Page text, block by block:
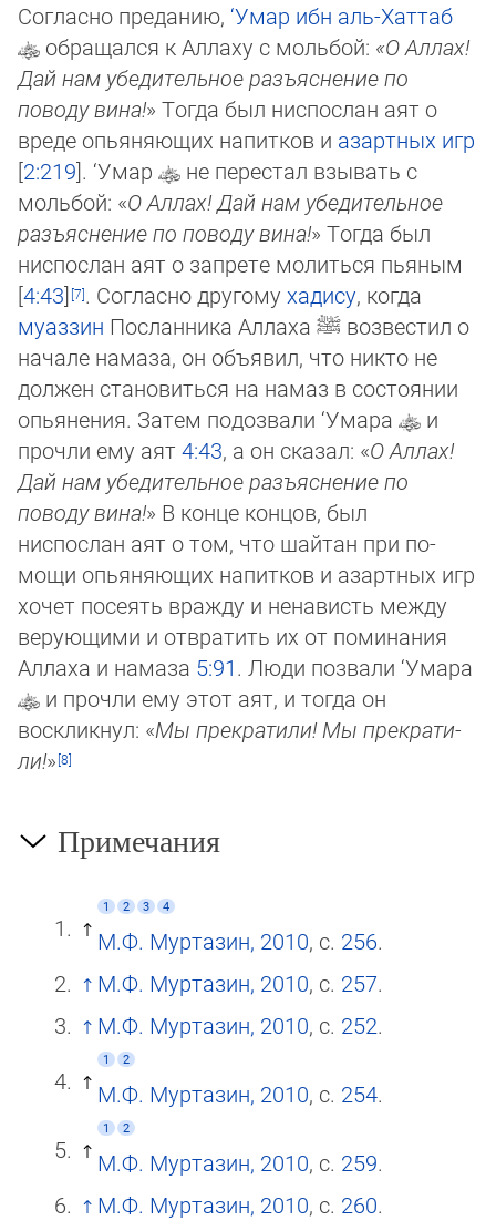
Согласно преданию, ‘Умар ибн аль-Хаттаб
обращался к Аллаху с мольбой: «О Аллах!
Дай нам убедительное разъяснение по
поводу вина!» Тогда был ниспослан аят о
вреде опьяняющих напитков и азартных игр
[2:219]. ‘Умар
не перестал взывать с
мольбой: «О Аллах! Дай нам убедительное
разъяснение по поводу вина!» Тогда был
ниспослан аят о запрете молиться пья­ным
[4:43] . Согласно другому хадису, когда
муаззин Посланника Аллаха ﷺ возвестил о
начале намаза, он объявил, что ни­кто не
должен становиться на намаз в состоянии
опьянения. Затем подозвали ‘Умара
и
прочли ему аят 4:43, а он ска­зал: «О Аллах!
Дай нам убедительное разъяснение по
поводу вина!» В конце концов, был
ниспослан аят о том, что шайтан при по­
мощи опьяняющих напитков и азартных игр
хочет посеять вражду и ненависть между
верующими и отвратить их от по­ми­на­­ния
Ал­лаха и намаза 5:91. Люди позвали ‘Умара
и прочли ему этот аят, и тогда он
воскликнул: «Мы прекратили! Мы пре­кра­ти­
ли!»
Примечания
1 2 3 4
М.Ф. Муртазин, 2010, с. 256.
М.Ф. Муртазин, 2010, с. 257.
М.Ф. Муртазин, 2010, с. 252.
1 2
М.Ф. Муртазин, 2010, с. 254.
1 2
М.Ф. Муртазин, 2010, с. 259.
М.Ф. Муртазин, 2010, с. 260.